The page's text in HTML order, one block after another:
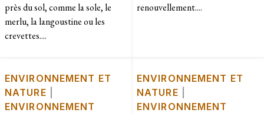
près du sol, comme la sole, le
merlu, la langoustine ou les
crevettes....
renouvellement....
ENVIRONNEMENT ET
NATURE
ENVIRONNEMENT
ENVIRONNEMENT ET
NATURE
ENVIRONNEMENT